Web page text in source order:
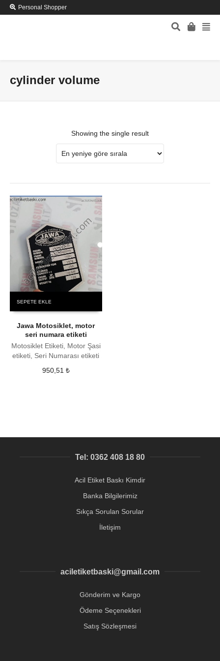
Personal Shopper
cylinder volume
Showing the single result
SEPETE EKLE
Jawa Motosiklet, motor
seri numara etiketi
Motosiklet Etiketi, Motor Şasi
etiketi, Seri Numarası etiketi
950,51 ₺
Tel: 0362 408 18 80
Acil Etiket Baskı Kimdir
Banka Bilgilerimiz
Sıkça Sorulan Sorular
İletişim
aciletiketbaski@gmail.com
Gönderim ve Kargo
Ödeme Seçenekleri
Satış Sözleşmesi